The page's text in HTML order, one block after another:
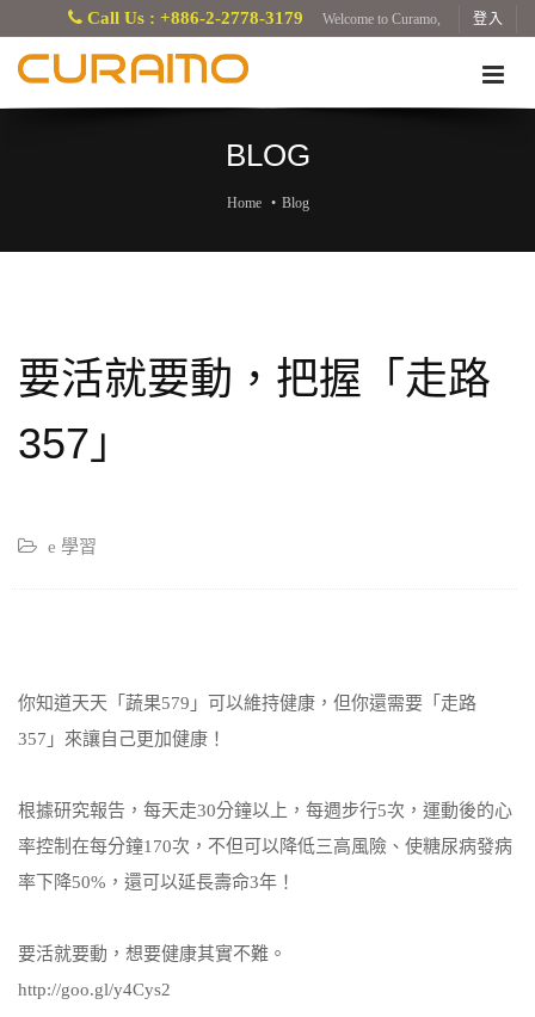
Call Us : +886-2-2778-3179 Welcome to Curamo, 登入
BLOG
Home Blog
要活就要動，把握「走路
357」
e 學習
你知道天天「蔬果579」可以維持健康，但你還需要「走路
357」來讓自己更加健康！
根據研究報告，每天走30分鐘以上，每週步行5次，運動後的心
率控制在每分鐘170次，不但可以降低三高風險、使糖尿病發病
率下降50%，還可以延長壽命3年！
要活就要動，想要健康其實不難。
http://goo.gl/y4Cys2